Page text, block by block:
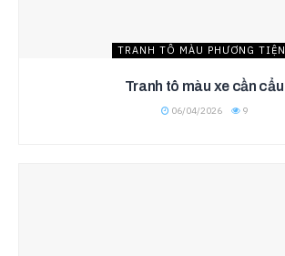
TRANH TÔ MÀU PHƯƠNG TIỆN
Tranh tô màu xe cần cẩu
06/04/2026 9